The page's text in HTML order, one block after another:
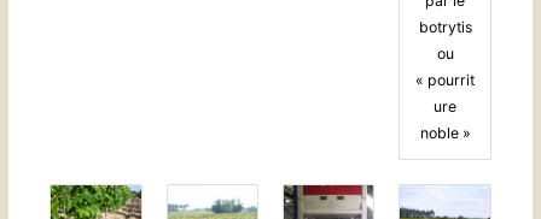
botrytis
ou
« pourrit
ure
noble »